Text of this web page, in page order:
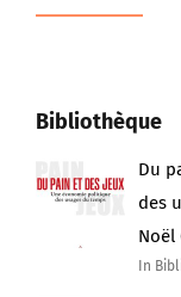
Bibliothèque
Du
des
Noël
In